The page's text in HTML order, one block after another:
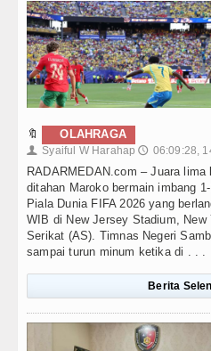
🔖 OLAHRAGA
👤 Syaiful W Harahap 🕔 06:09:28,
RADARMEDAN.com – Juara
ditahan Maroko bermain imbang
Piala Dunia FIFA 2026 yang
WIB di New Jersey Stadium,
Serikat (AS). Timnas Negeri
sampai turun minum ketika di . . .
Berita